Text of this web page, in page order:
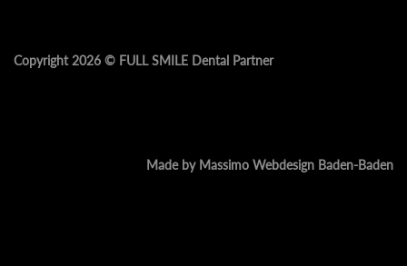
Copyright 2026 © FULL SMILE Dental Partner
Made by Massimo Webdesign Baden-Baden